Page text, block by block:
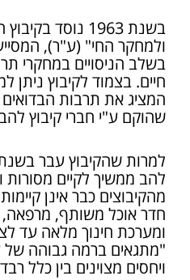
בשנת 1963 נוסד
ולמחקר החי" (ע"ר),
בשלב הניסויים במחקרי
חיים. בצמוד לקיבוץ ניתן
המציג את תרבות
שהוקם ע"י חברי קיבוץ
להב ממשיך לקיים
מהקיבוצים כבר אינן
חדר אוכל משותף, מרפאה,
ומערכת חינוך מלאה עד
"מתגאים ברמה גבוהה של
ויחסים מצוינים בין כלל